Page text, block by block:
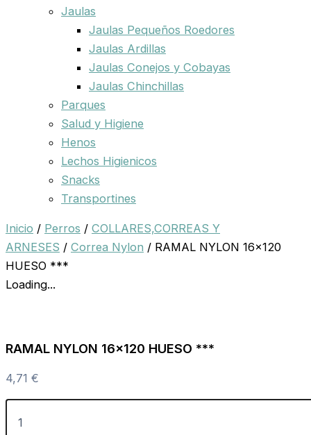
Jaulas
Jaulas Pequeños Roedores
Jaulas Ardillas
Jaulas Conejos y Cobayas
Jaulas Chinchillas
Parques
Salud y Higiene
Henos
Lechos Higienicos
Snacks
Transportines
Inicio / Perros / COLLARES,CORREAS Y
ARNESES / Correa Nylon / RAMAL NYLON 16×120
HUESO ***
Loading...
RAMAL NYLON 16×120 HUESO ***
4,71 €